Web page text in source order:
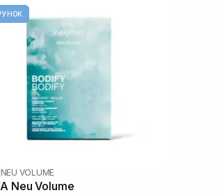
NEU VOLUME
Neu Volume